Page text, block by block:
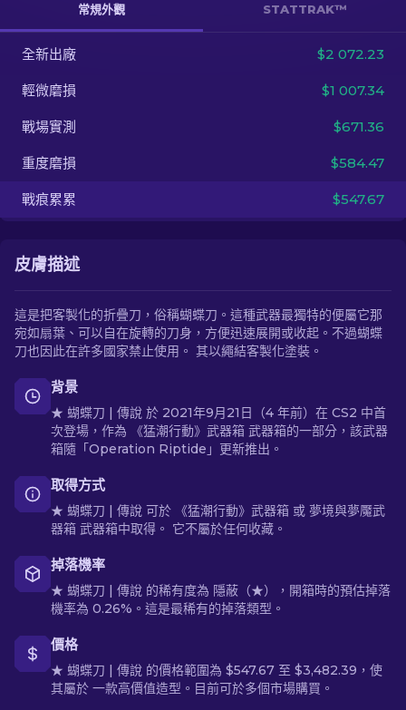
武器箱
其他
常規外觀 STATTRAK™
全新出廠 $2 072.23
輕微磨損 $1 007.34
戰場實測 $671.36
重度磨損 $584.47
戰痕累累 $547.67
皮膚描述
這是把客製化的折疊刀，俗稱蝴蝶刀。這種武器最獨特的便屬它那
宛如扇葉、可以自在旋轉的刀身，方便迅速展開或收起。不過蝴蝶
刀也因此在許多國家禁止使用。 其以繩結客製化塗裝。
背景
★ 蝴蝶刀 | 傳說 於 2021年9月21日（4 年前）在 CS2 中首
次登場，作為 《猛潮行動》武器箱 武器箱的一部分，該武器
箱隨「Operation Riptide」更新推出。
取得方式
★ 蝴蝶刀 | 傳說 可於 《猛潮行動》武器箱 或 夢境與夢魘武
器箱 武器箱中取得。 它不屬於任何收藏。
掉落機率
★ 蝴蝶刀 | 傳說 的稀有度為 隱蔽（★），開箱時的預估掉落
機率為 0.26%。這是最稀有的掉落類型。
價格
★ 蝴蝶刀 | 傳說 的價格範圍為 $547.67 至 $3,482.39，使
其屬於 一款高價值造型。目前可於多個市場購買。